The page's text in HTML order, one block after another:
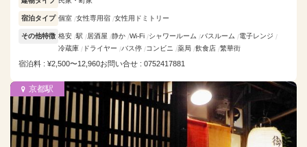
宿泊タイプ 個室 女性専用宿 女性用ドミトリー
その他特徴 格安 駅 居酒屋 静か Wi-Fi シャワールーム バスルーム
電子レンジ
冷蔵庫
ドライヤー バス停 コンビニ 薬局 飲食店 繁華街
宿泊料 : ¥2,500〜12,960お問い合せ : 0752417881
京都駅